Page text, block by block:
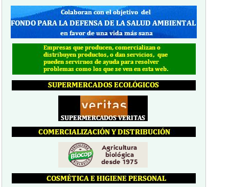
May 2011(3)
October 2011(2)
November 2011
(1)
« primera
‹ anterior 1 2 3
6 7 8
siguiente ›
última »
Inicio de sesión
Nombre de usuario:*
Contraseña:*
Solicitar nueva contraseña